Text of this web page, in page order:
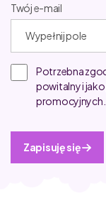
Twój e-mail
Potrzebna
powitalny i
promocyjnych.
Zapisuję się